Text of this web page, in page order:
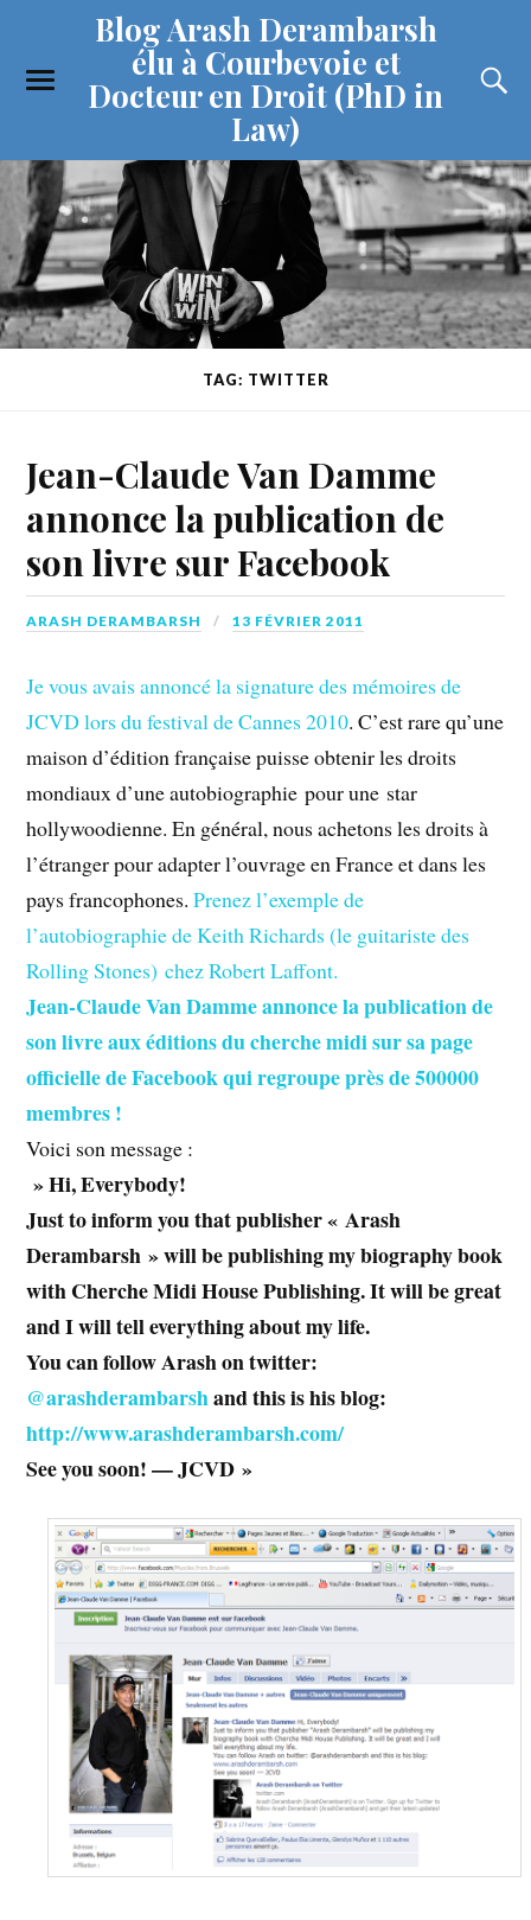
Blog Arash Derambarsh
élu à Courbevoie et
Docteur en Droit (PhD in
Law)
TAG: TWITTER
Jean-Claude Van Damme
annonce la publication de
son livre sur Facebook
ARASH DERAMBARSH 13 FÉVRIER 2011
Je vous avais annoncé la signature des mémoires de
JCVD lors du festival de Cannes 2010. C’est rare qu’une
maison d’édition française puisse obtenir les droits
mondiaux d’une autobiographie pour une star
hollywoodienne. En général, nous achetons les droits à
l’étranger pour adapter l’ouvrage en France et dans les
pays francophones.Prenez l’exemple de
l’autobiographie de Keith Richards (le guitariste des
Rolling Stones) chez Robert Laffont.
Jean-Claude Van Damme annonce la publication de
son livre aux éditions du cherche midi sur sa page
officielle de Facebook qui regroupe près de 500000
membres !
Voici son message :
» Hi, Everybody!
Just to inform you that publisher « Arash
Derambarsh » will be publishing my biography book
with Cherche Midi House Publishing. It will be great
and I will tell everything about my life.
You can follow Arash on twitter:
@arashderambarshand this is his blog:
http://www.arashderambarsh.com/
See you soon! — JCVD »